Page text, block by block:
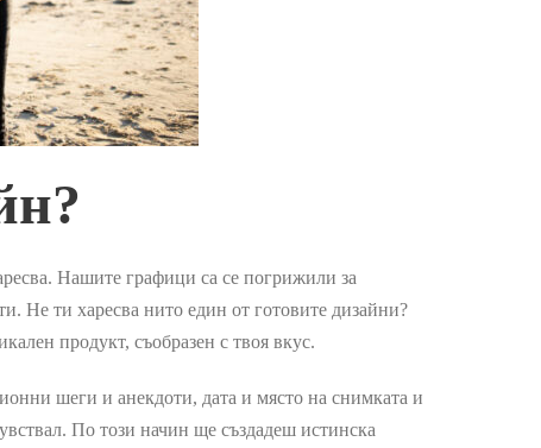
Нашите графици са се погрижили за
Не ти харесва нито един от готовите дизайни?
продукт, съобразен с твоя вкус.
шеги и анекдоти, дата и място на снимката и
По този начин ще създадеш истинска